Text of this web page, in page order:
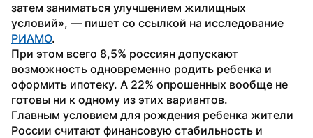
затем заниматься улучшением жилищных
РИАМО.
При этом всего 8,5% россиян допускают
возможность одновременно родить ребенка и
оформить ипотеку. А 22% опрошенных вообще не
готовы ни к одному из этих вариантов.
Главным условием для рождения ребенка жители
России считают финансовую стабильность и